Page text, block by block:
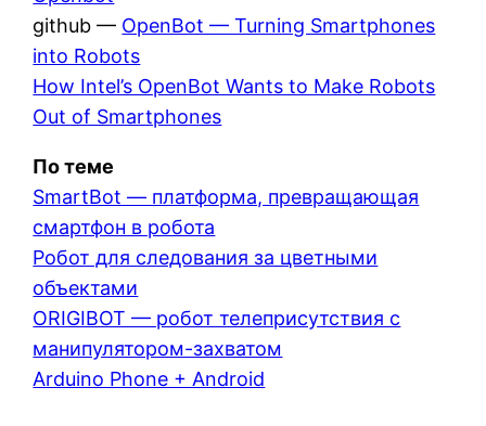
github — OpenBot — Turning Smartphones
into Robots
How Intel’s OpenBot Wants to Make Robots
Out of Smartphones
По теме
SmartBot — платформа, превращающая
смартфон в робота
Робот для следования за цветными
объектами
ORIGIBOT — робот телеприсутствия с
манипулятором-захватом
Arduino Phone + Android